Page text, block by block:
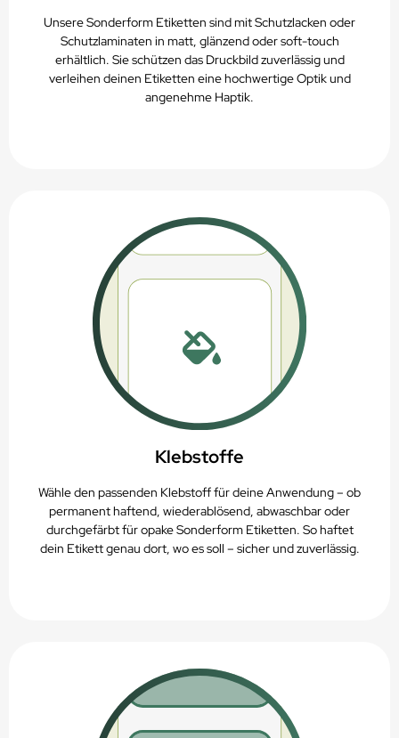
Unsere Sonderform Etiketten sind mit Schutzlacken oder
Schutzlaminaten in matt, glänzend oder soft-touch
erhältlich. Sie schützen das Druckbild zuverlässig und
verleihen deinen Etiketten eine hochwertige Optik und
angenehme Haptik.
Klebstoffe
Wähle den passenden Klebstoff für deine Anwendung – ob
permanent haftend, wiederablösend, abwaschbar oder
durchgefärbt für opake Sonderform Etiketten. So haftet
dein Etikett genau dort, wo es soll – sicher und zuverlässig.